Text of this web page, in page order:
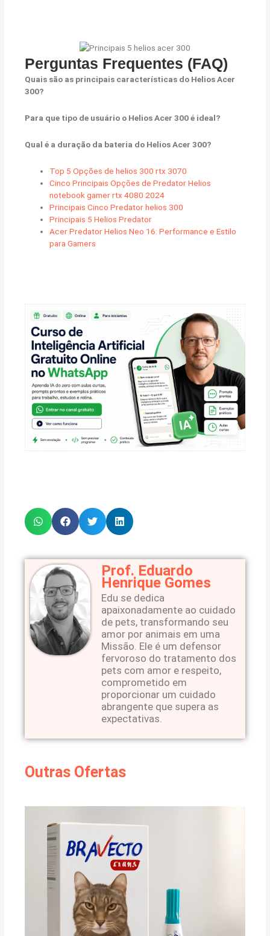
Perguntas Frequentes (FAQ)
Quais são as principais características do Helios Acer
300?
Para que tipo de usuário o Helios Acer 300 é ideal?
Qual é a duração da bateria do Helios Acer 300?
Top 5 Opções de helios 300 rtx 3070
Cinco Principais Opções de Predator Helios
notebook gamer rtx 4080 2024
Principais Cinco Predator helios 300
Principais 5 Helios Predator
Acer Predator Helios Neo 16: Performance e Estilo
para Gamers
Prof. Eduardo
Henrique Gomes
Edu se dedica
apaixonadamente ao cuidado
de pets, transformando seu
amor por animais em uma
Missão. Ele é um defensor
fervoroso do tratamento dos
pets com amor e respeito,
comprometido em
proporcionar um cuidado
abrangente que supera as
expectativas.
Outras Ofertas